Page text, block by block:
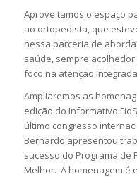
Aproveitamos o espaço
ao ortopedista, que
nessa parceria de
saúde, sempre
foco na atenção
Ampliaremos as
edição do Informativo
último congresso
Bernardo apresentou
sucesso do Programa de
Melhor. A homenagem é